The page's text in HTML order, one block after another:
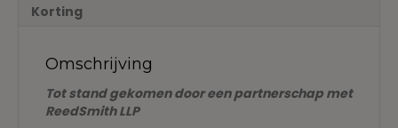
Korting
Omschrijving
Tot stand gekomen door een partnerschap met
ReedSmithLLP